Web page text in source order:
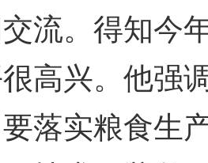
流。得知今
高兴。他强
落实粮食生